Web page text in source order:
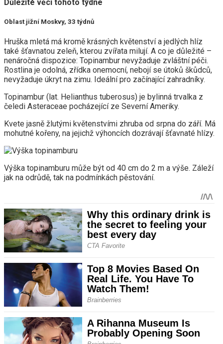
Důležité věci tohoto týdne
Oblast jižní Moskvy, 33 týdnů
Hruška mletá má kromě krásných květenství a jedlých hlíz
také šťavnatou zeleň, kterou zvířata milují. A co je důležité –
nenáročná dispozice: Topinambur nevyžaduje zvláštní péči.
Rostlina je odolná, zřídka onemocní, nebojí se útoků škůdců,
nevyžaduje úkryt na zimu. Ideální pro začínající zahradníky.
Topinambur (lat. Helianthus tuberosus) je bylinná trvalka z
čeledi Asteraceae pocházející ze Severní Ameriky.
Kvete jasně žlutými květenstvími zhruba od srpna do září. Má
mohutné kořeny, na jejichž výhoncích dozrávají šťavnaté hlízy.
Výška topinamburu může být od 40 cm do 2 m a výše. Záleží
jak na odrůdě, tak na podmínkách pěstování.